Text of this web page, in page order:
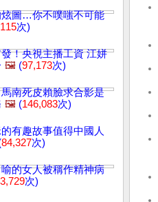
炫圖…你不噗嗤不可能
次)
！央視主播工資 江姘
🖼️ (97,173次)
南死皮賴臉求合影是
🖼️ (146,083次)
有趣故事值得中國人
84,327次)
的女人被稱作精神病
次)